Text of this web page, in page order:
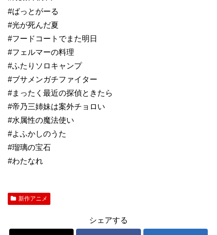
#ばっとがーる
#光が死んだ夏
#フードコートでまた明日
#フェルマーの料理
#ふたりソロキャンプ
#ブサメンガチファイター
#まったく最近の探偵ときたら
#帝乃三姉妹は案外チョロい
#水属性の魔法使い
#よふかしのうた
#瑠璃の宝石
#わたなれ
新作アニメ
シェアする